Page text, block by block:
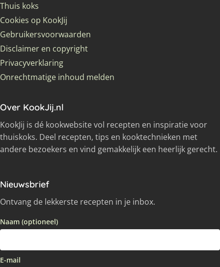
Thuis koks
Cookies op KookJij
Gebruikersvoorwaarden
Disclaimer en copyright
Privacyverklaring
Onrechtmatige inhoud melden
Over KookJij.nl
KookJij is dé kookwebsite vol recepten en inspiratie voor
thuiskoks. Deel recepten, tips en kooktechnieken met
andere bezoekers en vind gemakkelijk een heerlijk gerecht.
Nieuwsbrief
Ontvang de lekkerste recepten in je inbox.
Naam (optioneel)
E-mail